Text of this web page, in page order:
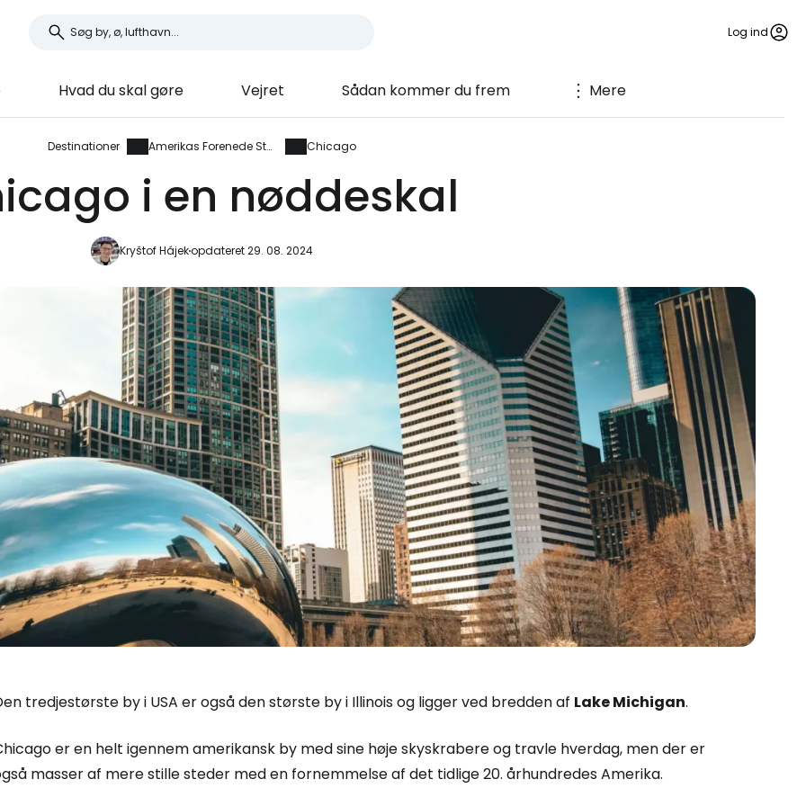
Log ind
Hvad du skal gøre Vejret Sådan kommer du frem Mere
Destinationer Amerikas Forenede Stater Chicago
i en nøddeskal
Kryštof Hájekopdateret 29. 08. 2024
tredjestørste by i USA er også den største by i Illinois og ligger ved bredden af Lake Michigan.
er en helt igennem amerikansk by med sine høje skyskrabere og travle hverdag, men der er
masser af mere stille steder med en fornemmelse af det tidlige 20. århundredes Amerika.
Log ind på Cestee
... det verdensomspændende rejsefællesskab